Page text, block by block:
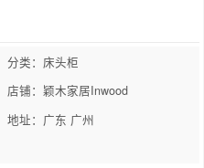
分类：床头柜
店铺：颖木家居Inwood
地址：广东 广州